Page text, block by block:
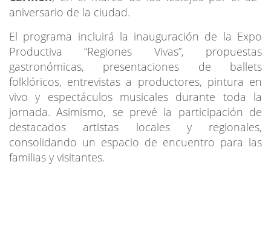
aniversario de la ciudad.
El programa incluirá la inauguración de la Expo
Productiva “Regiones Vivas”, propuestas
gastronómicas, presentaciones de ballets
folklóricos, entrevistas a productores, pintura en
vivo y espectáculos musicales durante toda la
jornada. Asimismo, se prevé la participación de
destacados artistas locales y regionales,
consolidando un espacio de encuentro para las
familias y visitantes.